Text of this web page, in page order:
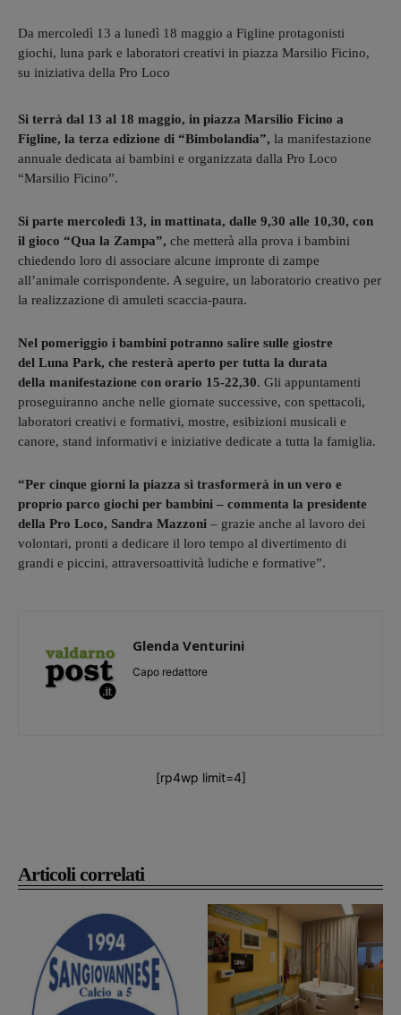
Articoli correlati
Da mercoledì 13 a lunedì 18 maggio a Figline protagonisti
giochi, luna park e laboratori creativi in piazza Marsilio Ficino,
su iniziativa della Pro Loco
Si terrà dal 13 al 18 maggio, in piazza Marsilio Ficino a
Figline, la terza edizione di “Bimbolandia”, la manifestazione
annuale dedicata ai bambini e organizzata dalla Pro Loco
“Marsilio Ficino”.
Si parte mercoledì 13, in mattinata, dalle 9,30 alle 10,30, con
il gioco “Qua la Zampa”, che metterà alla prova i bambini
chiedendo loro di associare alcune impronte di zampe
all’animale corrispondente. A seguire, un laboratorio creativo per
la realizzazione di amuleti scaccia-paura.
Nel pomeriggio i bambini potranno salire sulle giostre
del Luna Park, che resterà aperto per tutta la durata
della manifestazione con orario 15-22,30. Gli appuntamenti
proseguiranno anche nelle giornate successive, con spettacoli,
laboratori creativi e formativi, mostre, esibizioni musicali e
canore, stand informativi e iniziative dedicate a tutta la famiglia.
“Per cinque giorni la piazza si trasformerà in un vero e
proprio parco giochi per bambini – commenta la presidente
della Pro Loco, Sandra Mazzoni – grazie anche al lavoro dei
volontari, pronti a dedicare il loro tempo al divertimento di
grandi e piccini, attraversoattività ludiche e formative”.
Glenda Venturini
Capo redattore
[rp4wp limit=4]